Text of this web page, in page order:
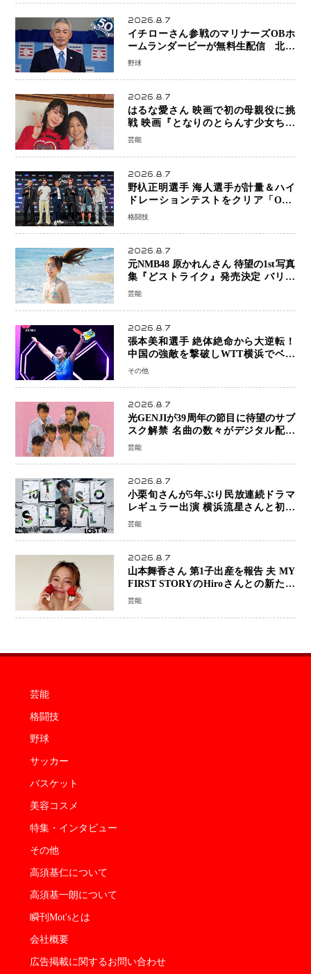
2026.8.7
イチローさん参戦のマリナーズOBホ
ームランダービーが無料生配信 北米
ならではの“魅せる興行”に世界が注目
野球
2026.8.7
はるな愛さん 映画で初の母親役に挑
戦 映画『となりのとらんす少女ちゃ
ん』11月7日公開 未来の自分との対話
芸能
2026.8.7
野杁正明選手 海人選手が計量＆ハイ
ドレーションテストをクリア「ONE
SAMURAI 2」決戦へ万全の準備整う
格闘技
2026.8.7
元NMB48 原かれんさん 待望の1st写真
集『どストライク』発売決定 バリで
魅せる25歳の新境地
芸能
2026.8.7
張本美和選手 絶体絶命から大逆転！
中国の強敵を撃破しWTT横浜でベス
ト8進出
その他
2026.8.7
光GENJIが39周年の節目に待望のサブ
スク解禁 名曲の数々がデジタル配信
へ 40周年へ向け1年間で全作品を順次
芸能
2026.8.7
小栗旬さんが5年ぶり民放連続ドラマ
レギュラー出演 横浜流星さんと初共
演『LOST10』で異色バディ結成
芸能
2026.8.7
山本舞香さん 第1子出産を報告 夫 MY
FIRST STORYのHiroさんとの新たな
家族生活「母子ともに健康」
芸能
芸能
格闘技
野球
サッカー
バスケット
美容コスメ
特集・インタビュー
その他
高須基仁について
高須基一朗について
瞬刊Mot'sとは
会社概要
広告掲載に関するお問い合わせ